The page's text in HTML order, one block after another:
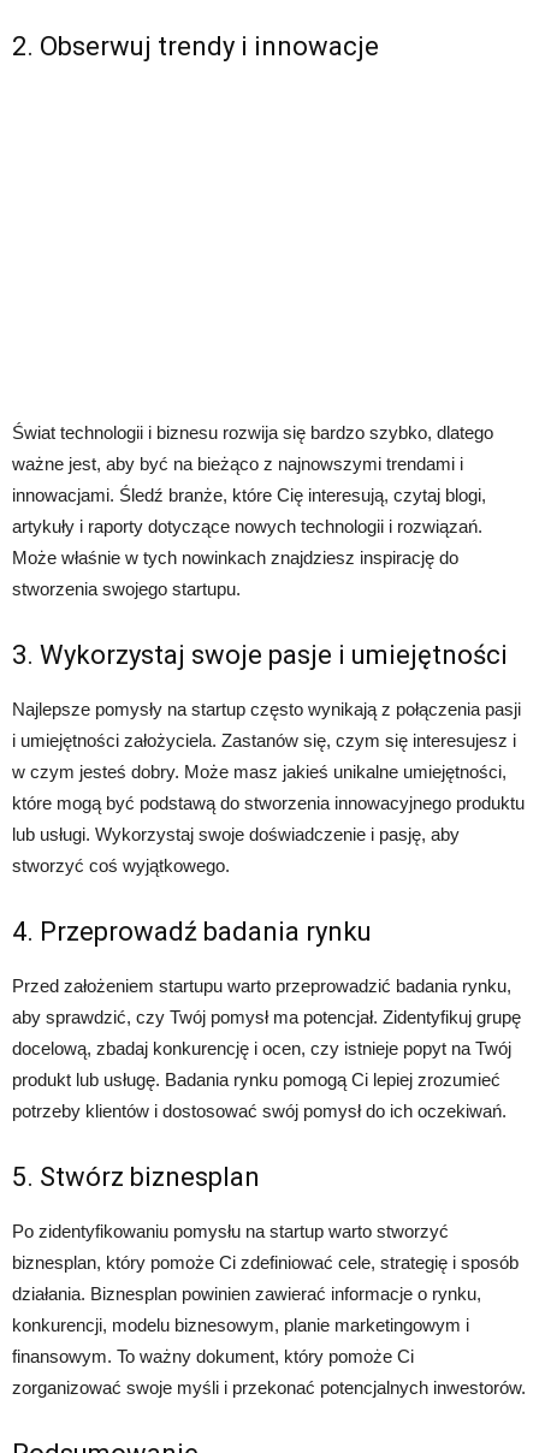
2. Obserwuj trendy i innowacje
Świat technologii i biznesu rozwija się bardzo szybko, dlatego
ważne jest, aby być na bieżąco z najnowszymi trendami i
innowacjami. Śledź branże, które Cię interesują, czytaj blogi,
artykuły i raporty dotyczące nowych technologii i rozwiązań.
Może właśnie w tych nowinkach znajdziesz inspirację do
stworzenia swojego startupu.
3. Wykorzystaj swoje pasje i umiejętności
Najlepsze pomysły na startup często wynikają z połączenia pasji
i umiejętności założyciela. Zastanów się, czym się interesujesz i
w czym jesteś dobry. Może masz jakieś unikalne umiejętności,
które mogą być podstawą do stworzenia innowacyjnego produktu
lub usługi. Wykorzystaj swoje doświadczenie i pasję, aby
stworzyć coś wyjątkowego.
4. Przeprowadź badania rynku
Przed założeniem startupu warto przeprowadzić badania rynku,
aby sprawdzić, czy Twój pomysł ma potencjał. Zidentyfikuj grupę
docelową, zbadaj konkurencję i ocen, czy istnieje popyt na Twój
produkt lub usługę. Badania rynku pomogą Ci lepiej zrozumieć
potrzeby klientów i dostosować swój pomysł do ich oczekiwań.
5. Stwórz biznesplan
Po zidentyfikowaniu pomysłu na startup warto stworzyć
biznesplan, który pomoże Ci zdefiniować cele, strategię i sposób
działania. Biznesplan powinien zawierać informacje o rynku,
konkurencji, modelu biznesowym, planie marketingowym i
finansowym. To ważny dokument, który pomoże Ci
zorganizować swoje myśli i przekonać potencjalnych inwestorów.